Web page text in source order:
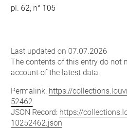
pl. 62, n° 105
Last updated on 07.07.2026
The contents of this entry do not
account of the latest data.
Permalink: https://
52462
JSON Record: https://
10252462.json